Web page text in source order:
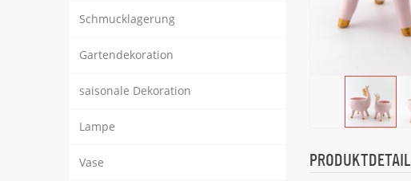
Schmucklagerung
Gartendekoration
saisonale Dekoration
Lampe
Vase PRODUKTDETAIL